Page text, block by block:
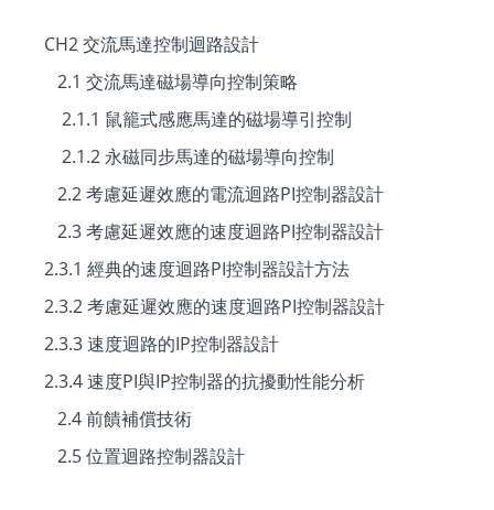
CH2 交流馬達控制迴路設計
2.1 交流馬達磁場導向控制策略
2.1.1 鼠籠式感應馬達的磁場導引控制
2.1.2 永磁同步馬達的磁場導向控制
2.2 考慮延遲效應的電流迴路PI控制器設計
2.3 考慮延遲效應的速度迴路PI控制器設計
2.3.1 經典的速度迴路PI控制器設計方法
2.3.2 考慮延遲效應的速度迴路PI控制器設計
2.3.3 速度迴路的IP控制器設計
2.3.4 速度PI與IP控制器的抗擾動性能分析
2.4 前饋補償技術
2.5 位置迴路控制器設計